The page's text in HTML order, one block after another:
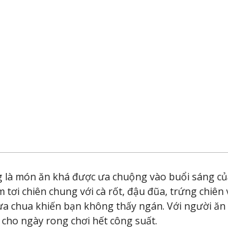
là món ăn khá được ưa chuộng vào buổi sáng
tơi chiên chung với cà rốt, đậu đũa, trứng
chua khiến bạn không thấy ngán. Với người
ngày rong chơi hết công suất.